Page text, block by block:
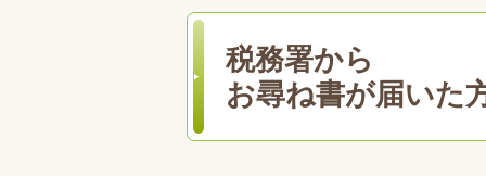
税務署から
お尋ね書が届いた